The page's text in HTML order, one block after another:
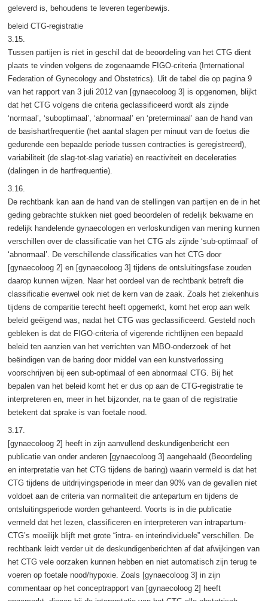
geleverd is, behoudens te leveren tegenbewijs.
beleid CTG-registratie
3.15.
Tussen partijen is niet in geschil dat de beoordeling van het CTG dient
plaats te vinden volgens de zogenaamde FIGO-criteria (International
Federation of Gynecology and Obstetrics). Uit de tabel die op pagina 9
van het rapport van 3 juli 2012 van [gynaecoloog 3] is opgenomen, blijkt
dat het CTG volgens die criteria geclassificeerd wordt als zijnde
‘normaal’, ‘suboptimaal’, ‘abnormaal’ en ‘preterminaal’ aan de hand van
de basishartfrequentie (het aantal slagen per minuut van de foetus die
gedurende een bepaalde periode tussen contracties is geregistreerd),
variabiliteit (de slag-tot-slag variatie) en reactiviteit en deceleraties
(dalingen in de hartfrequentie).
3.16.
De rechtbank kan aan de hand van de stellingen van partijen en de in het
geding gebrachte stukken niet goed beoordelen of redelijk bekwame en
redelijk handelende gynaecologen en verloskundigen van mening kunnen
verschillen over de classificatie van het CTG als zijnde ‘sub-optimaal’ of
‘abnormaal’. De verschillende classificaties van het CTG door
[gynaecoloog 2] en [gynaecoloog 3] tijdens de ontsluitingsfase zouden
daarop kunnen wijzen. Naar het oordeel van de rechtbank betreft die
classificatie evenwel ook niet de kern van de zaak. Zoals het ziekenhuis
tijdens de comparitie terecht heeft opgemerkt, komt het erop aan welk
beleid geëigend was, nadat het CTG was geclassificeerd. Gesteld noch
gebleken is dat de FIGO-criteria of vigerende richtlijnen een bepaald
beleid ten aanzien van het verrichten van MBO-onderzoek of het
beëindigen van de baring door middel van een kunstverlossing
voorschrijven bij een sub-optimaal of een abnormaal CTG. Bij het
bepalen van het beleid komt het er dus op aan de CTG-registratie te
interpreteren en, meer in het bijzonder, na te gaan of die registratie
betekent dat sprake is van foetale nood.
3.17.
[gynaecoloog 2] heeft in zijn aanvullend deskundigenbericht een
publicatie van onder anderen [gynaecoloog 3] aangehaald (Beoordeling
en interpretatie van het CTG tijdens de baring) waarin vermeld is dat het
CTG tijdens de uitdrijvingsperiode in meer dan 90% van de gevallen niet
voldoet aan de criteria van normaliteit die antepartum en tijdens de
ontsluitingsperiode worden gehanteerd. Voorts is in die publicatie
vermeld dat het lezen, classificeren en interpreteren van intrapartum-
CTG’s moeilijk blijft met grote “intra- en interindividuele” verschillen. De
rechtbank leidt verder uit de deskundigenberichten af dat afwijkingen van
het CTG vele oorzaken kunnen hebben en niet automatisch zijn terug te
voeren op foetale nood/hypoxie. Zoals [gynaecoloog 3] in zijn
commentaar op het conceptrapport van [gynaecoloog 2] heeft